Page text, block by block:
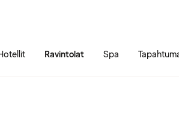
Ravintolat Spa